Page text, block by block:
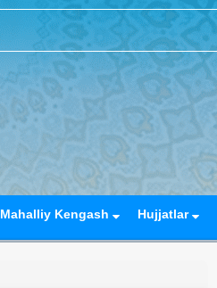
Mahalliy Kengash Hujjatlar